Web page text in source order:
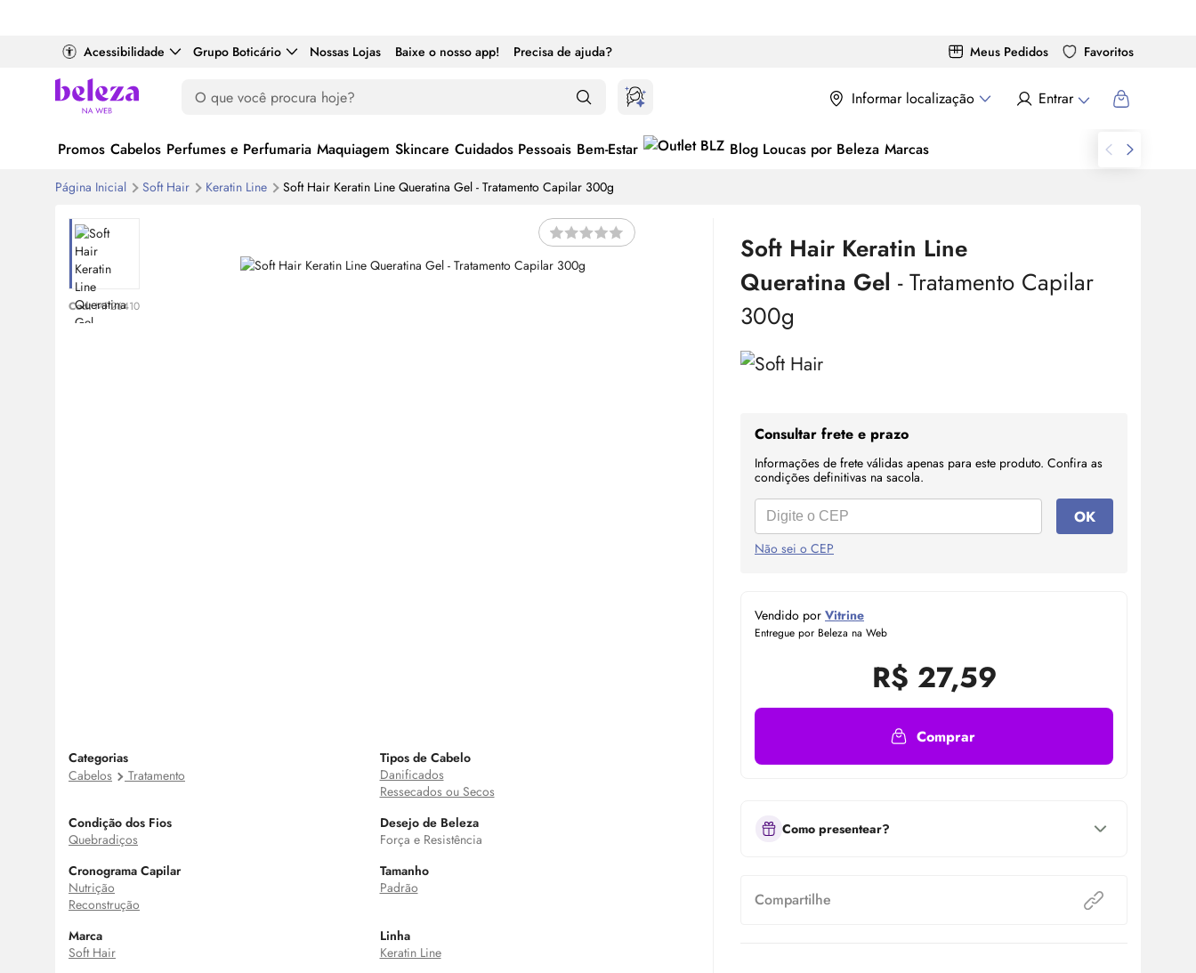
Acessibilidade Grupo Boticário Nossas Lojas Baixe o nosso app! Precisa de ajuda? Meus Pedidos Favoritos
Informar localização Entrar
Promos Cabelos Perfumes e Perfumaria Maquiagem Skincare Cuidados Pessoais Bem-Estar Blog Loucas por Beleza Marcas
Página Inicial Soft Hair Keratin Line Soft Hair Keratin Line Queratina Gel - Tratamento Capilar 300g
Soft Hair Keratin Line
Queratina Gel - Tratamento Capilar
300g
Consultar frete e prazo
Informações de frete válidas apenas para este produto. Confira as
condições definitivas na sacola.
OK
Não sei o CEP
Vendido por Vitrine
Entregue por Beleza na Web
R$ 27,59
Comprar
Como presentear?
Compartilhe
Cod:MP26410
Categorias
Cabelos
Tratamento
Tipos de Cabelo
Danificados
Ressecados ou Secos
Condição dos Fios
Quebradiços
Desejo de Beleza
Força e Resistência
Cronograma Capilar
Nutrição
Reconstrução
Tamanho
Padrão
Marca
Soft Hair
Linha
Keratin Line